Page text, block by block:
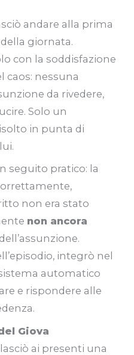
andare alla prima
giornata.
con la soddisfazione
caos: nessuna
da rivedere,
Solo un
in punta di
seguito pratico: la
non era stato
non ancora
integrò nel
automatico
e rispondere alle
Giova
ai presenti una